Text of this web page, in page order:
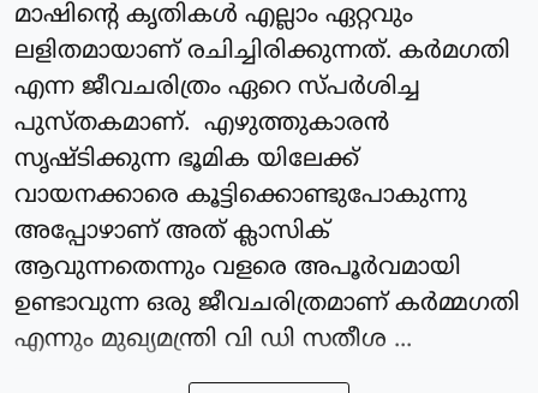
മാഷിന്റെ കൃതികൾ എല്ലാം ഏറ്റവും
ലളിതമായാണ് രചിച്ചിരിക്കുന്നത്. കർമഗതി
എന്ന ജീവചരിത്രം ഏറെ സ്പർശിച്ച
പുസ്തകമാണ്. എഴുത്തുകാരൻ
സൃഷ്ടിക്കുന്ന ഭൂമിക യിലേക്ക്
വായനക്കാരെ കൂട്ടിക്കൊണ്ടുപോകുന്നു
അപ്പോഴാണ് അത് ക്ലാസിക്
ആവുന്നതെന്നും വളരെ അപൂർവമായി
ഉണ്ടാവുന്ന ഒരു ജീവചരിത്രമാണ് കർമ്മഗതി
എന്നും മുഖ്യമന്ത്രി വി ഡി സതീശ ...